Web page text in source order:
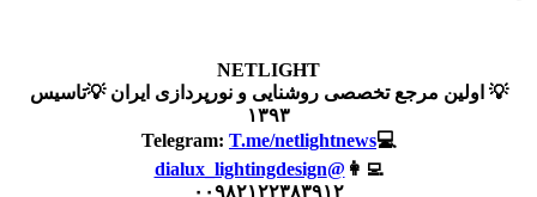
NETLIGHT
💡 اولین مرجع تخصصی روشنایی و نورپردازی ایران 💡تاسیس
۱۳۹۳
💻Telegram:
T.me/netlightnews
👩‍💻
@dialux_lightingdesign
۰۰۹۸۲۱۲۲۳۸۳۹۱۲